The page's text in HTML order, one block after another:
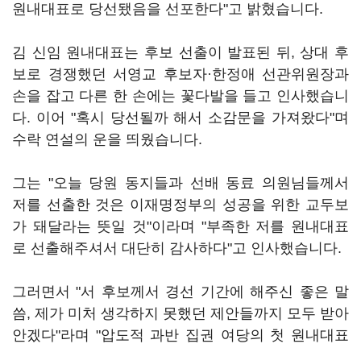
원내대표로 당선됐음을 선포한다"고 밝혔습니다.
김 신임 원내대표는 후보 선출이 발표된 뒤, 상대 후
보로 경쟁했던 서영교 후보자·한정애 선관위원장과
손을 잡고 다른 한 손에는 꽃다발을 들고 인사했습니
다. 이어 "혹시 당선될까 해서 소감문을 가져왔다"며
수락 연설의 운을 띄웠습니다.
그는 "오늘 당원 동지들과 선배 동료 의원님들께서
저를 선출한 것은 이재명정부의 성공을 위한 교두보
가 돼달라는 뜻일 것"이라며 "부족한 저를 원내대표
로 선출해주셔서 대단히 감사하다"고 인사했습니다.
그러면서 "서 후보께서 경선 기간에 해주신 좋은 말
씀, 제가 미처 생각하지 못했던 제안들까지 모두 받아
안겠다"라며 "압도적 과반 집권 여당의 첫 원내대표